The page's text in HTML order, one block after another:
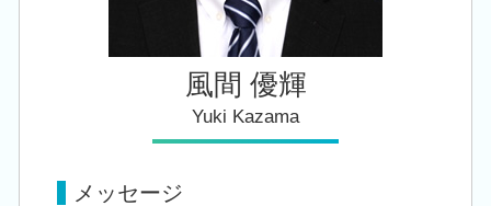
風間 優輝
Yuki Kazama
メッセージ